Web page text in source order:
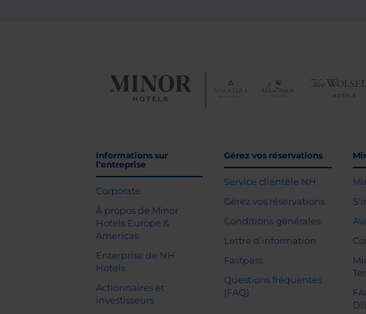
Informations sur
l’entreprise
Corporate
À propos de Minor
Hotels Europe &
Americas
Enterprise de NH
Hotels
Actionnaires et
investisseurs
Gérez vos réservations
Service clientèle NH
Gérez vos réservations
Conditions générales
Lettre d’information
Fastpass
Questions fréquentes
(FAQ)